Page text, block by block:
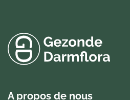
A propos de nous